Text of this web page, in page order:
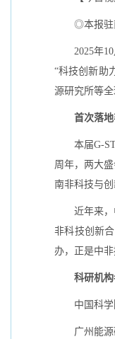
◎本报驻
2025年
“科技创新助
源研究所等
首次落
本届G-
周年，两大
南非科技与
近年来
非科技创新
办，正是中
科研机
中国科
广州能